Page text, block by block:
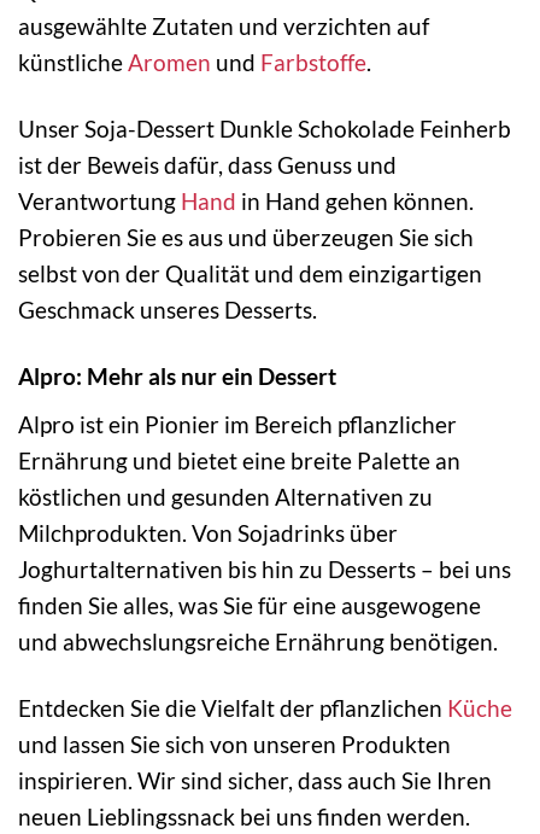
ausgewählte Zutaten und verzichten auf
künstlicheAromen und Farbstoffe.
Unser Soja-Dessert Dunkle Schokolade Feinherb
ist der Beweis dafür, dass Genuss und
Verantwortung Hand in Hand gehen können.
Probieren Sie es aus und überzeugen Sie sich
selbst von der Qualität und dem einzigartigen
Geschmack unseres Desserts.
Alpro: Mehr als nur ein Dessert
Alpro ist ein Pionier im Bereich pflanzlicher
Ernährung und bietet eine breite Palette an
köstlichen und gesunden Alternativen zu
Milchprodukten. Von Sojadrinks über
Joghurtalternativen bis hin zu Desserts – bei uns
finden Sie alles, was Sie für eine ausgewogene
und abwechslungsreiche Ernährung benötigen.
Entdecken Sie die Vielfalt der pflanzlichen Küche
und lassen Sie sich von unseren Produkten
inspirieren. Wir sind sicher, dass auch Sie Ihren
neuen Lieblingssnack bei uns finden werden.